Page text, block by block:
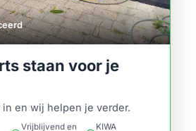
staan voor je
en wij helpen je verder.
Vrijblijvend en
KIWA